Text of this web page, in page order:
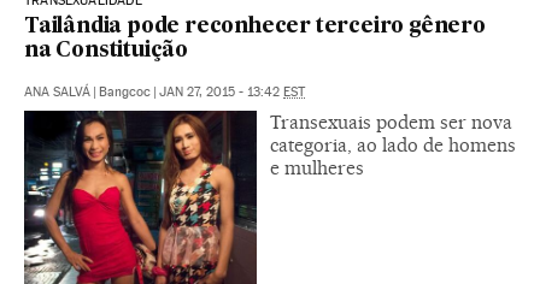
Tailândia pode reconhecer terceiro gênero
na Constituição
ANA SALVÁ | Bangcoc | JAN 27, 2015 - 13:42 EST
Transexuais podem ser nova
categoria, ao lado de homens
e mulheres